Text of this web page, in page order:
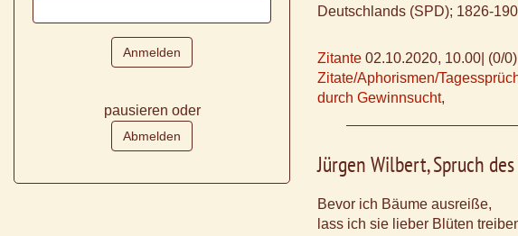
Deutschlands (SPD); 1826-
Zitante 02.10.2020, 10.00 (0/0)
Zitate/Aphorismen/
durch Gewinnsucht,
Jürgen Wilbert, Spruch
Bevor ich Bäume ausreiße,
lass ich sie lieber Blüten
pausieren oder